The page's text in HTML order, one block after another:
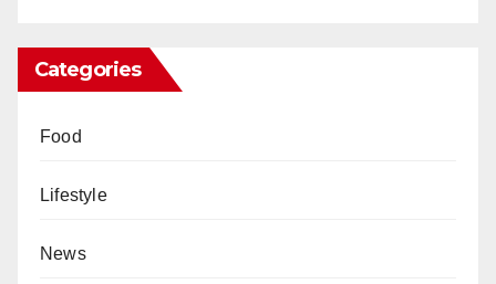
Categories
Food
Lifestyle
News